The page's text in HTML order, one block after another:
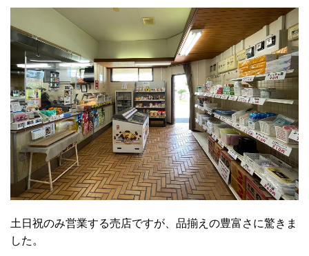
土日祝のみ営業する売店ですが、品揃えの豊富さに驚きま
した。